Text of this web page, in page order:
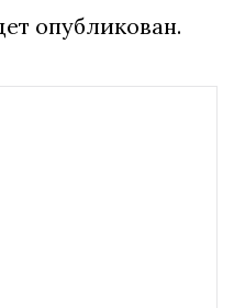
опубликован.